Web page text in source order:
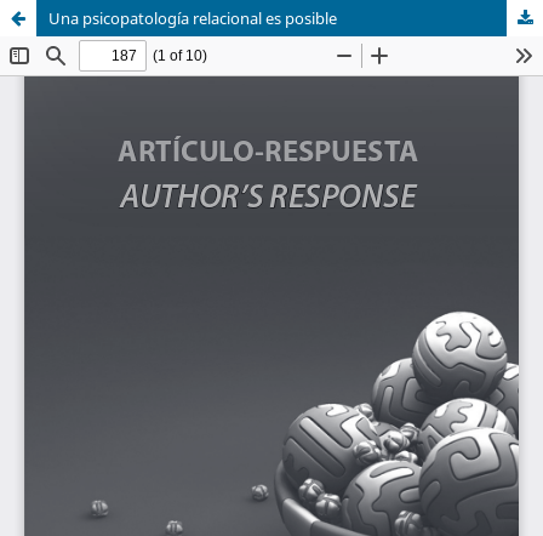
Una psicopatología relacional es posible